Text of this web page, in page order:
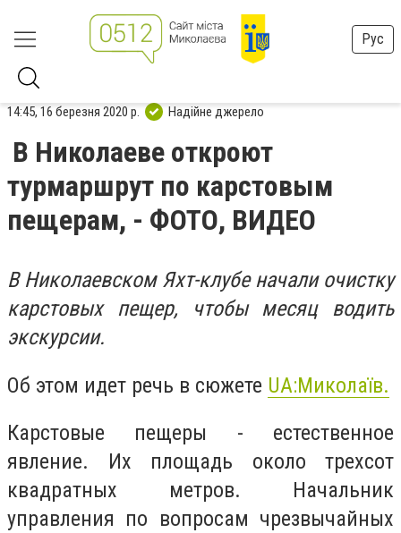
Рус
14:45, 16 березня 2020 р. Надійне джерело
В Николаеве откроют
турмаршрут по карстовым
пещерам, - ФОТО, ВИДЕО
В Николаевском Яхт-клубе начали очистку
карстовых пещер, чтобы месяц водить
экскурсии.
Об этом идет речь в сюжете UA:Миколаїв.
Карстовые пещеры - естественное
явление. Их площадь около трехсот
квадратных метров. Начальник
управления по вопросам чрезвычайных